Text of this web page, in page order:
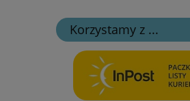
Korzystamy z ...